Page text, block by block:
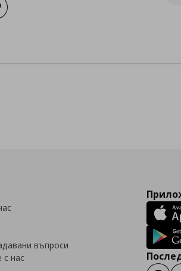
кошницатакъм списъка с любими
въпроси
с нас